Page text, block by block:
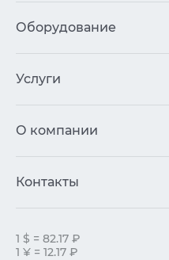
Оборудование
Услуги
О компании
Контакты
1 $ = 82.17 ₽
1 ¥ = 12.17 ₽